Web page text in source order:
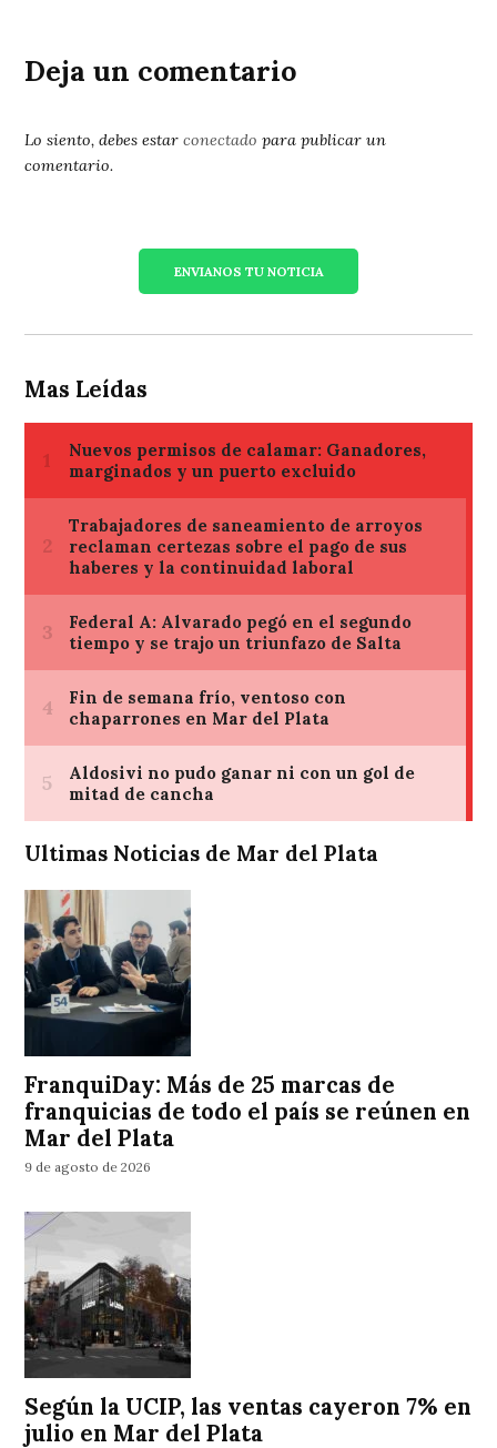
Deja un comentario
Lo siento, debes estarconectado para publicar un
comentario.
ENVIANOS TU NOTICIA
Mas Leídas
Ultimas Noticias de Mar del Plata
FranquiDay: Más de 25 marcas de
franquicias de todo el país se reúnen en
Mar del Plata
9 de agosto de 2026
Según la UCIP, las ventas cayeron 7% en
julio en Mar del Plata